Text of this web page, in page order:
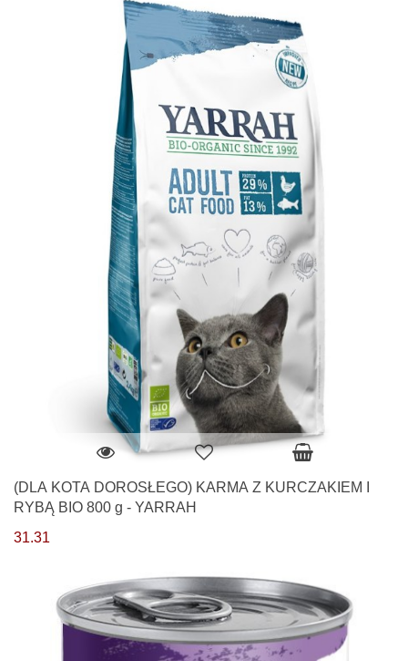
(DLA KOTA DOROSŁEGO) KARMA Z KURCZAKIEM I
RYBĄ BIO 800 g - YARRAH
31.31